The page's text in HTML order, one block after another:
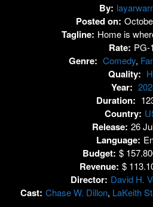
By:
Posted on:
Tagline: Home is
Rate: PG-
Genre: Comedy,
Quality:
Year:
Duration:
Country:
Release: 26
Language:
Budget: $
Revenue: $
Director: David H.
Cast: Chase W. Dillon, LaKeith